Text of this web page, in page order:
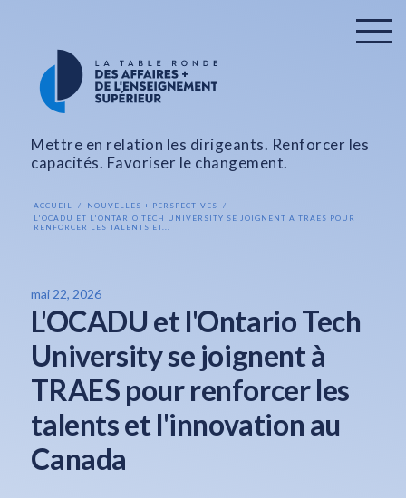
Mettre en relation les dirigeants. Renforcer les
capacités. Favoriser le changement.
ACCUEIL
NOUVELLES + PERSPECTIVES
L'OCADU ET L'ONTARIO TECH UNIVERSITY SE JOIGNENT À TRAES POUR
RENFORCER LES TALENTS ET...
mai 22, 2026
L'OCADU et l'Ontario Tech
University se joignent à
TRAES pour renforcer les
talents et l'innovation au
Canada